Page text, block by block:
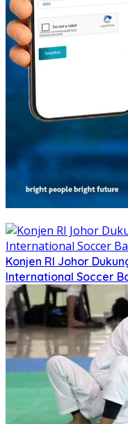
Konjen RI Johor
International Soccer